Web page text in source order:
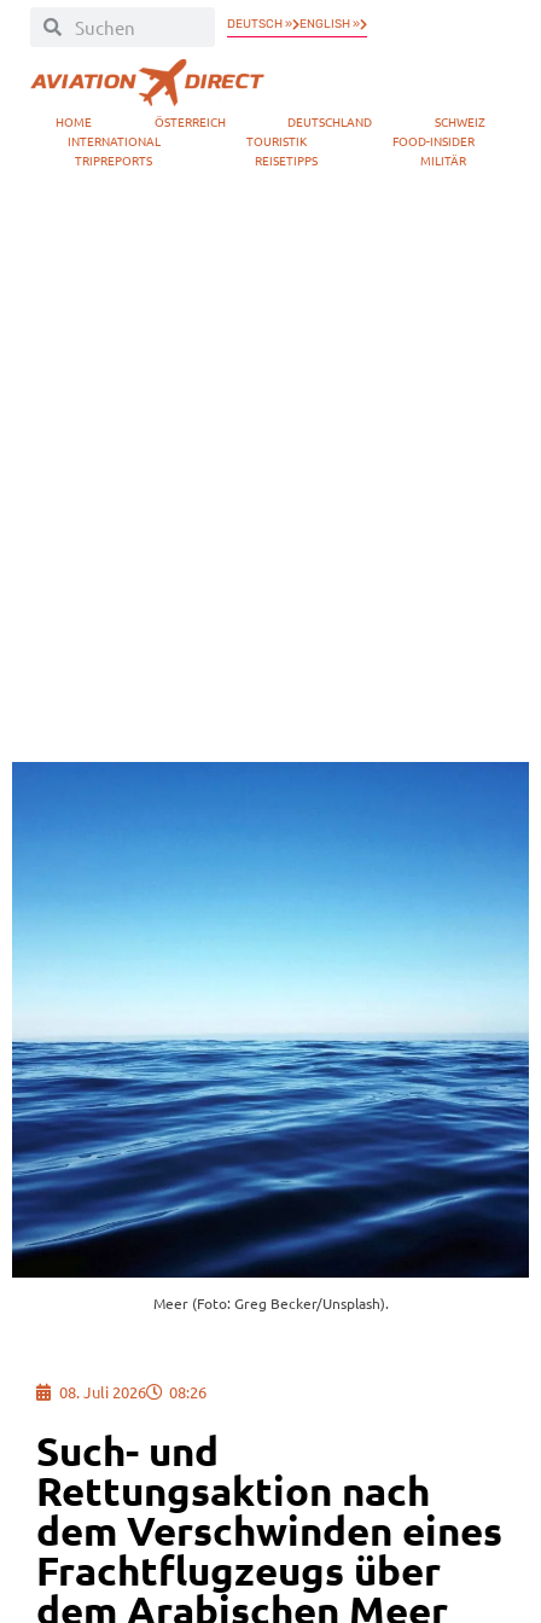
DEUTSCH » ENGLISH »
HOME ÖSTERREICH DEUTSCHLAND
SCHWEIZ
INTERNATIONAL
TOURISTIK
FOOD-INSIDER
TRIPREPORTS
REISETIPPS MILITÄR
Meer (Foto: Greg Becker/Unsplash).
08. Juli 2026 08:26
Such- und
Rettungsaktion nach
dem Verschwinden eines
Frachtflugzeugs über
dem Arabischen Meer